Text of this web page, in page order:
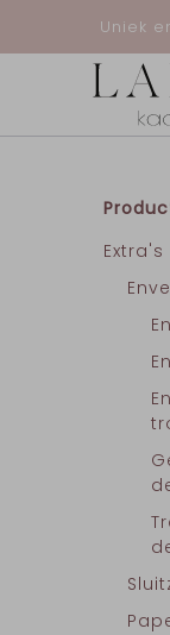
Uniek
Extra's